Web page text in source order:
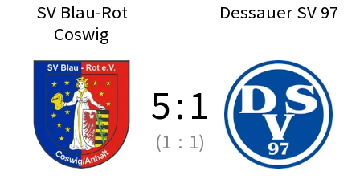
SV Blau-Rot
Coswig
Dessauer SV 97
5:1
(1 : 1)